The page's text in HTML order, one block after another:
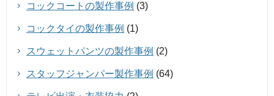
コックコートの製作事例 (3)
コックタイの製作事例 (1)
スウェットパンツの製作事例 (2)
スタッフジャンパー製作事例 (64)